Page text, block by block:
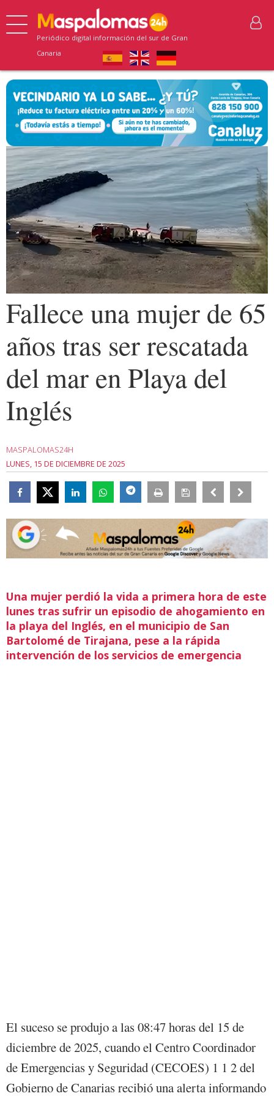
Periódico digital información del sur de Gran
Canaria
Fallece una mujer de 65
años tras ser rescatada
del mar en Playa del
Inglés
MASPALOMAS24H
LUNES, 15 DE DICIEMBRE DE 2025
Una mujer perdió la vida a primera hora de este
lunes tras sufrir un episodio de ahogamiento en
la playa del Inglés, en el municipio de San
Bartolomé de Tirajana, pese a la rápida
intervención de los servicios de emergencia
El suceso se produjo a las 08:47 horas del 15 de
diciembre de 2025, cuando el Centro Coordinador
de Emergencias y Seguridad (CECOES) 1 1 2 del
Gobierno de Canarias recibió una alerta informando